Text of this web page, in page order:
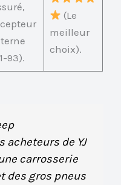
93).
(Le
meilleur
choix).
acheteurs de YJ
carrosserie
des gros pneus